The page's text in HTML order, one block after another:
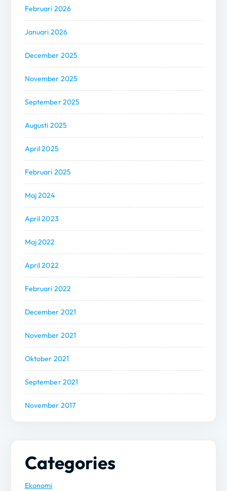
Februari 2026
Januari 2026
December 2025
November 2025
September 2025
Augusti 2025
April 2025
Februari 2025
Maj 2024
April 2023
Maj 2022
April 2022
Februari 2022
December 2021
November 2021
Oktober 2021
September 2021
November 2017
Categories
Ekonomi